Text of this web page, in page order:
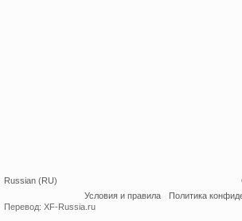
Russian (RU)
Условия и правила
Политика
Перевод: XF-Russia.ru